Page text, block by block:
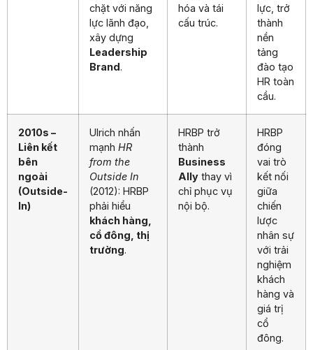
chặt với năng
lực lãnh đạo,
xây dựng
Leadership
Brand.
hóa và tái
cấu trúc.
lực, trở
thành
nền
tảng
đào tạo
HR toàn
cầu.
2010s –
Liên kết
bên
ngoài
(Outside-
In)
Ulrich nhấn
mạnh HR
from the
Outside In
(2012): HRBP
phải hiểu
khách hàng,
cổ đông, thị
trường.
HRBP trở
thành
Business
Ally thay vì
chỉ phục vụ
nội bộ.
HRBP
đóng
vai trò
kết nối
giữa
chiến
lược
nhân sự
với trải
nghiệm
khách
hàng và
giá trị
cổ
đông.